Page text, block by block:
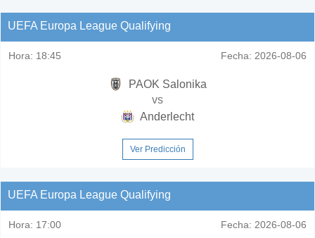
UEFA Europa League Qualifying
Hora: 18:45 Fecha: 2026-08-06
PAOK Salonika
vs
Anderlecht
Ver Predicción
UEFA Europa League Qualifying
Hora: 17:00 Fecha: 2026-08-06